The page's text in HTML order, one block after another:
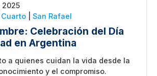
2025
Cuarto San Rafael
Celebración del Día
en Argentina
a quienes cuidan la vida desde la
y el compromiso.